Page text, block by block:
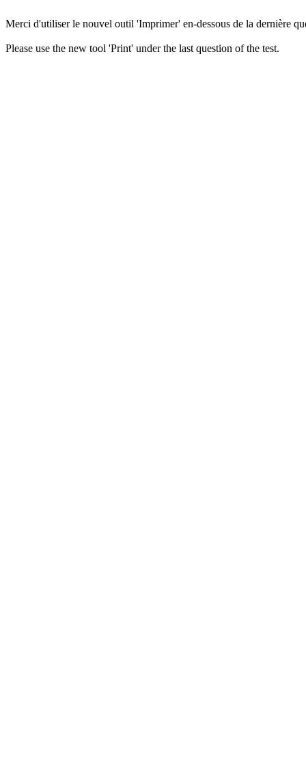
Merci d'utiliser le nouvel outil 'Imprimer' en-dessous de la dernière
Please use the new tool 'Print' under the last question of the test.